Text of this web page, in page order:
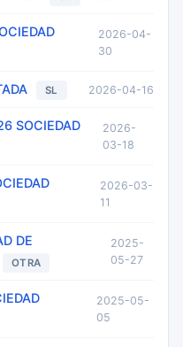
2026-04-
30
SL 2026-04-16
SOCIEDAD
2026-
03-18
2026-03-
11
DE
OTRA
2025-
05-27
2025-05-
05